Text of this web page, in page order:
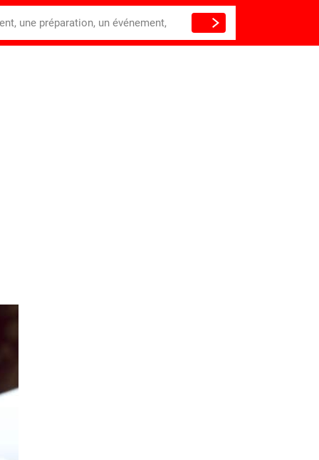
une préparation, un événement,